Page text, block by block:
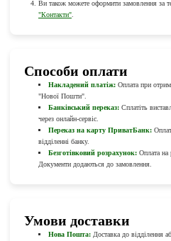
Ви також можете оформити замовлення за
"Контакти".
Способи оплати
Накладений платіж:Оплата при
"Нової Пошти".
Банківський переказ:Сплатіть
через онлайн-сервіс.
Переказ на карту ПриватБанк:
відділенні банку.
Безготівковий розрахунок:Оплата на
Документи додаються до замовлення.
Умови доставки
Нова Пошта:Доставка до відділення